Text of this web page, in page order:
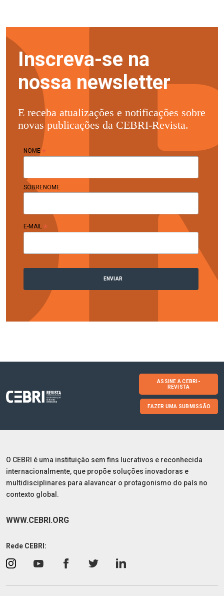
Inscreva-se na
nossa newsletter
E receba atualizações e notificações sobre
novas publicações da CEBRI-Revista.
NOME
SOBRENOME
E-MAIL *
ASSINE A CEBRI-
REVISTA
FAZER UMA SUBMISSÃO
O CEBRI é uma instituição sem fins lucrativos e reconhecida
internacionalmente, que propõe soluções inovadoras e
multidisciplinares para alavancar o protagonismo do país no
contexto global.
WWW.CEBRI.ORG
Rede CEBRI: